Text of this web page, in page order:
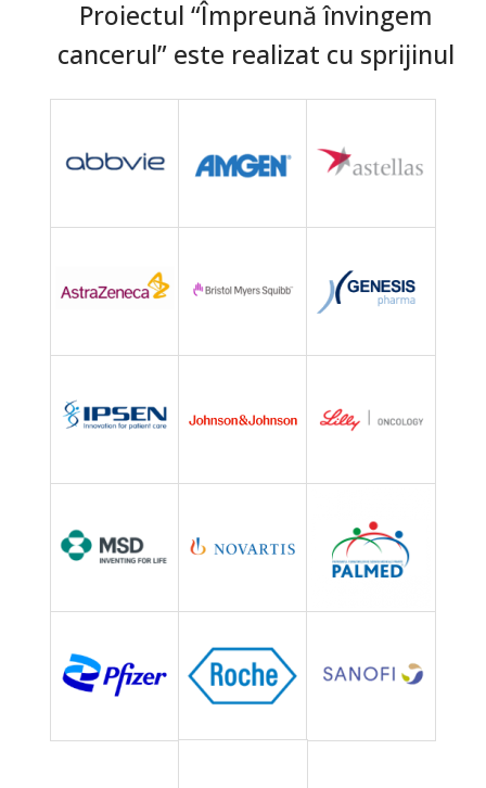
Proiectul “Împreună învingem
cancerul” este realizat cu sprijinul